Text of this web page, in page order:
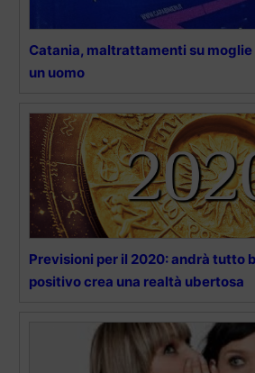
Catania, maltrattamenti su
un uomo
Previsioni per il 2020: andrà tutto
positivo crea una realtà ubertosa